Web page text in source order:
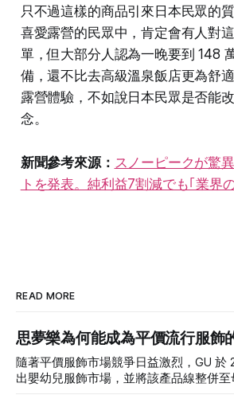
只不過這樣的商品引來日本民眾的
喜愛露營的民眾中，肯定會有人對
單，但大部分人認為一晚要到 148
備，還不比去高級溫泉飯店更為舒
露營體驗，不如說日本民眾是否能
念。
新聞參考來源： スノーピークが驚
トを発表。純利益7割減でも｢業界
READ MORE
思夢樂為何能成為平價流行服飾
隨著平價服飾市場競爭日益激烈，GU 於
出嬰幼兒服飾市場，並將該產品線整併